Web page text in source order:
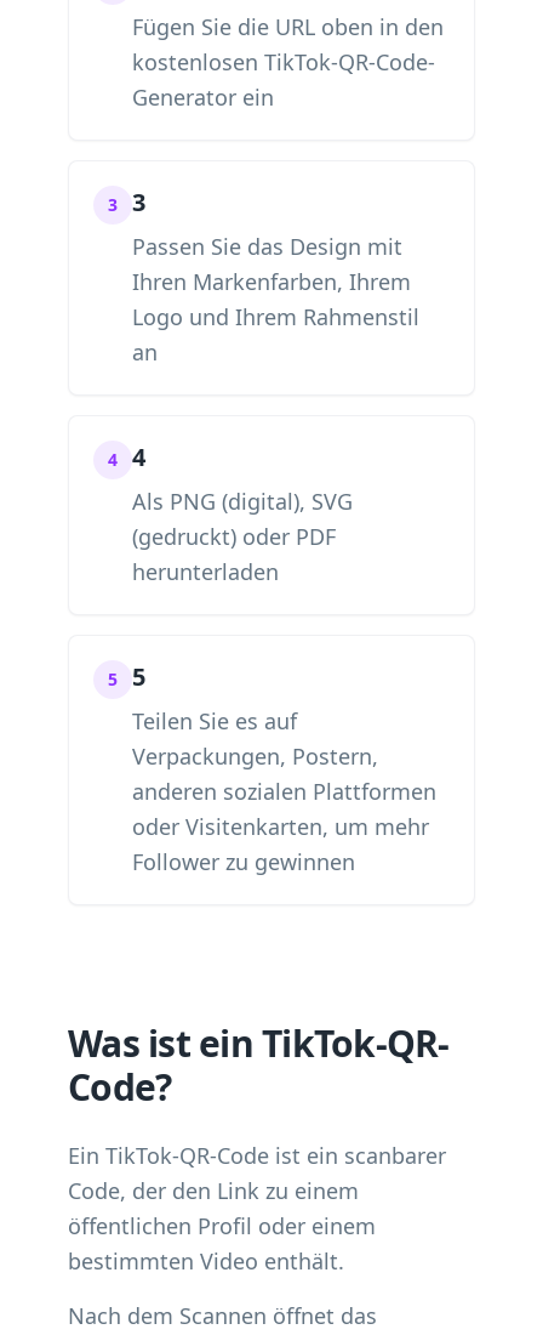
Fügen Sie die URL oben in den
kostenlosen TikTok-QR-Code-
Generator ein
3 3
Passen Sie das Design mit
Ihren Markenfarben, Ihrem
Logo und Ihrem Rahmenstil
an
4 4
Als PNG (digital), SVG
(gedruckt) oder PDF
herunterladen
5 5
Teilen Sie es auf
Verpackungen, Postern,
anderen sozialen Plattformen
oder Visitenkarten, um mehr
Follower zu gewinnen
Was ist ein TikTok-QR-
Code?
Ein TikTok-QR-Code ist ein scanbarer
Code, der den Link zu einem
öffentlichen Profil oder einem
bestimmten Video enthält.
Nach dem Scannen öffnet das